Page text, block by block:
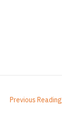
Previous Reading